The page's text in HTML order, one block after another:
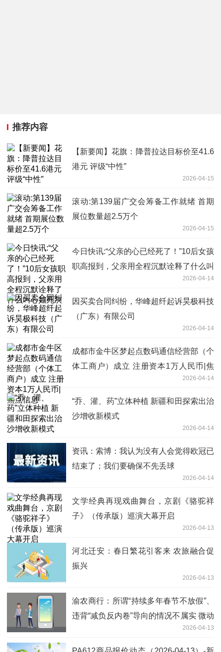
推荐内容
【新要闻】花旗：降普拉达目标价至41.6
港元 评级“中性”
2026-04-15
滚动:第139届广交会筹备工作就绪 首期
展位数量超2.5万个
2026-04-15
今日快讯:“父亲的心已经死了！”10后女孩
职高报到，父亲用全程沉默诠释了什么叫
2026-04-14
因买卖合同纠纷，华峰超纤起诉昊极科技
（广东）有限公司
2026-04-14
成都市金牛区梦起点数码通信经营部（个
体工商户）成立 注册资本1万人民币|焦
2026-04-14
“乔、灌、药”立体种植 新疆和田探索出治
沙增收新模式
2026-04-14
资讯：索博：我认为没有人会觉得欧冠已
结束了；我们要确保不先丢球
2026-04-14
文学经典再现戏曲舞台，京剧《骆驼祥
子》（传承版）巡演大幕开启
2026-04-13
河北迁安：春日繁花引客来 农旅融合促
振兴
2026-04-13
渝农商行：所谓“持续多年春节不放假”、
违背“减负反内卷”导向的情况不属实 微动
2026-04-13